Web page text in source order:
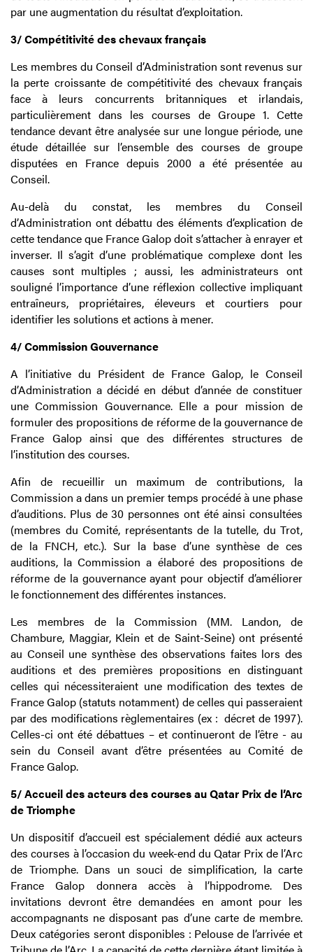
par une augmentation du résultat d’exploitation.
3/ Compétitivité des chevaux français
Les membres du Conseil d’Administration sont revenus sur
la perte croissante de compétitivité des chevaux français
face à leurs concurrents britanniques et irlandais,
particulièrement dans les courses de Groupe 1. Cette
tendance devant être analysée sur une longue période, une
étude détaillée sur l’ensemble des courses de groupe
disputées en France depuis 2000 a été présentée au
Conseil.
Au-delà du constat, les membres du Conseil
d’Administration ont débattu des éléments d’explication de
cette tendance que France Galop doit s’attacher à enrayer et
inverser. Il s’agit d’une problématique complexe dont les
causes sont multiples ; aussi, les administrateurs ont
souligné l’importance d’une réflexion collective impliquant
entraîneurs, propriétaires, éleveurs et courtiers pour
identifier les solutions et actions à mener.
4/ Commission Gouvernance
A l’initiative du Président de France Galop, le Conseil
d’Administration a décidé en début d’année de constituer
une Commission Gouvernance. Elle a pour mission de
formuler des propositions de réforme de la gouvernance de
France Galop ainsi que des différentes structures de
l’institution des courses.
Afin de recueillir un maximum de contributions, la
Commission a dans un premier temps procédé à une phase
d’auditions. Plus de 30 personnes ont été ainsi consultées
(membres du Comité, représentants de la tutelle, du Trot,
de la FNCH, etc.). Sur la base d’une synthèse de ces
auditions, la Commission a élaboré des propositions de
réforme de la gouvernance ayant pour objectif d’améliorer
le fonctionnement des différentes instances.
Les membres de la Commission (MM. Landon, de
Chambure, Maggiar, Klein et de Saint-Seine) ont présenté
au Conseil une synthèse des observations faites lors des
auditions et des premières propositions en distinguant
celles qui nécessiteraient une modification des textes de
France Galop (statuts notamment) de celles qui passeraient
par des modifications règlementaires (ex : décret de 1997).
Celles-ci ont été débattues – et continueront de l’être - au
sein du Conseil avant d’être présentées au Comité de
France Galop.
5/ Accueil des acteurs des courses au Qatar Prix de l’Arc
de Triomphe
Un dispositif d’accueil est spécialement dédié aux acteurs
des courses à l’occasion du week-end du Qatar Prix de l’Arc
de Triomphe. Dans un souci de simplification, la carte
France Galop donnera accès à l’hippodrome. Des
invitations devront être demandées en amont pour les
accompagnants ne disposant pas d’une carte de membre.
Deux catégories seront disponibles : Pelouse de l’arrivée et